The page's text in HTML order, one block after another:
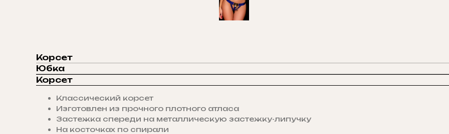
Корсет
Юбка
Корсет
Классический корсет
Изготовлен из прочного плотного атласа
Застежка спереди на металлическую застежку-липучку
На косточках по спирали